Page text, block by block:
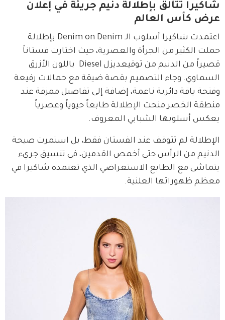
شاكيرا تتألق بإطلالة دنيم جريئة في إعلان
عرض كأس العالم
اعتمدت شاكيرا أسلوب الـ Denim on Denim بإطلالة
حملت الكثير من الجرأة والعصرية، حيث اختارت فستاناً
قصيراً من الدنيم من توقيعديزل Diesel  باللون الأزرق
السماوي. وجاء التصميم بقصة ضيقة مع حمالات رفيعة
وفتحة ياقة دائرية ناعمة، إضافة إلى تفاصيل ممزقة عند
منطقة الخصر منحت الإطلالة طابعاً حيوياً وعصرياً
يعكس أسلوبها الشبابي المعروف.
الإطلالة لم تتوقف عند الفستان فقط، بل استمرت صيحة
الدنيم من الرأس حتى أخمص القدمين، في تنسيق جريء
يتماشى مع الطابع الاستعراضي الذي تعتمده شاكيرا في
معظم ظهوراتها العلنية.